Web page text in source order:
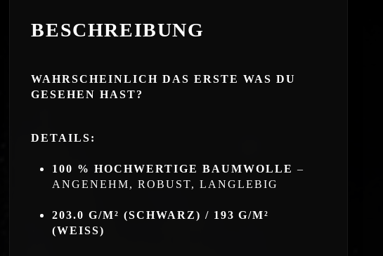
BESCHREIBUNG
WAHRSCHEINLICH DAS ERSTE WAS DU
GESEHEN HAST?
DETAILS:
100 % HOCHWERTIGE BAUMWOLLE –
ANGENEHM, ROBUST, LANGLEBIG
203.0 G/M² (SCHWARZ) / 193 G/M²
(WEISS)